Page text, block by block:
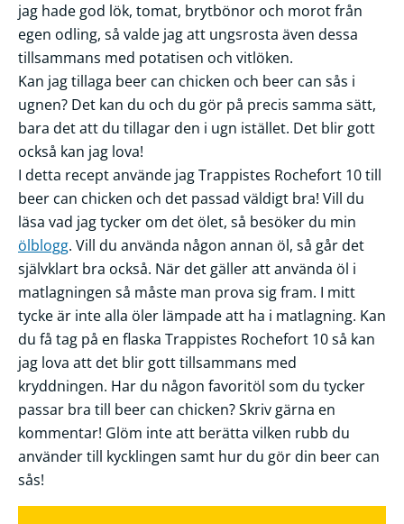
jag hade god lök, tomat, brytbönor och morot från
egen odling, så valde jag att ungsrosta även dessa
tillsammans med potatisen och vitlöken.
Kan jag tillaga beer can chicken och beer can sås i
ugnen? Det kan du och du gör på precis samma sätt,
bara det att du tillagar den i ugn istället. Det blir gott
också kan jag lova!
I detta recept använde jag Trappistes Rochefort 10 till
beer can chicken och det passad väldigt bra! Vill du
läsa vad jag tycker om det ölet, så besöker du min
ölblogg. Vill du använda någon annan öl, så går det
självklart bra också. När det gäller att använda öl i
matlagningen så måste man prova sig fram. I mitt
tycke är inte alla öler lämpade att ha i matlagning. Kan
du få tag på en flaska Trappistes Rochefort 10 så kan
jag lova att det blir gott tillsammans med
kryddningen. Har du någon favoritöl som du tycker
passar bra till beer can chicken? Skriv gärna en
kommentar! Glöm inte att berätta vilken rubb du
använder till kycklingen samt hur du gör din beer can
sås!